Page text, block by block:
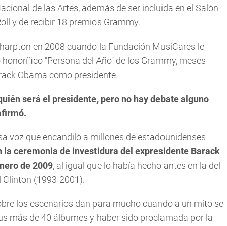
de las Artes, además de ser incluida en el Salón
y de recibir 18 premios Grammy.
en 2008 cuando la Fundación MusiCares le
"Persona del Año" de los Grammy, meses
Obama como presidente.
será el presidente, pero no hay debate alguno
voz que encandiló a millones de estadounidenses
la ceremonia de investidura del expresidente Barack
de 2009, al igual que lo había hecho antes en la del
(1993-2001).
los escenarios dan para mucho cuando a un mito se
más de 40 álbumes y haber sido proclamada por la